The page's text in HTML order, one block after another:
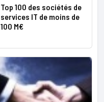
Top 100 des sociétés de
services IT de moins de
100 M€